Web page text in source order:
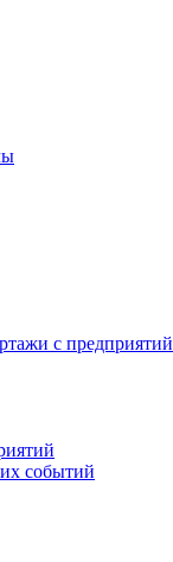
с предприятий
событий